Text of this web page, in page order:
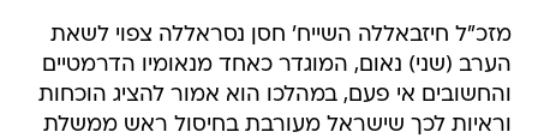
מזכ"ל חיזבאללה השייח' חסן נסראללה צפוי לשאת
הערב (שני) נאום, המוגדר כאחד מנאומיו הדרמטיים
והחשובים אי פעם, במהלכו הוא אמור להציג הוכחות
וראיות לכך שישראל מעורבת בחיסול ראש ממשלת